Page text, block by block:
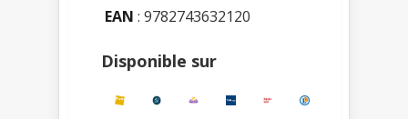
EAN : 9782743632120
Disponible sur